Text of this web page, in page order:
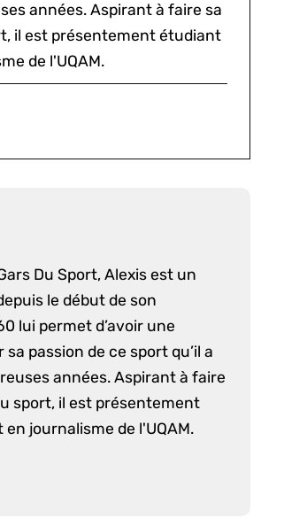
années. Aspirant à faire sa
il est présentement étudiant
de l'UQAM.
Du Sport, Alexis est un
le début de son
lui permet d’avoir une
passion de ce sport qu’il a
années. Aspirant à faire
sport, il est présentement
journalisme de l'UQAM.